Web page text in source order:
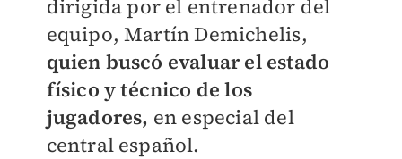
dirigida por el entrenador del
equipo, Martín Demichelis,
quien buscó evaluar el estado
físico y técnico de los
jugadores, en especial del
central español.